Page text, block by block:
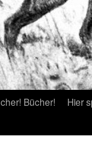
Bücher!
Hier